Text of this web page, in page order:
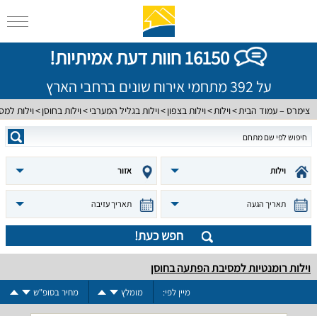
16150 חוות דעת אמיתיות!
על 392 מתחמי אירוח שונים ברחבי הארץ
צימרס – עמוד הבית וילות וילות בצפון וילות בגליל המערבי וילות בחוסן וילות
וילות אזור
תאריך הגעה תאריך עזיבה
חפש כעת!
וילות רומנטיות למסיבת הפתעה בחוסן
מיין לפי: מומלץ מחיר בסופ"ש